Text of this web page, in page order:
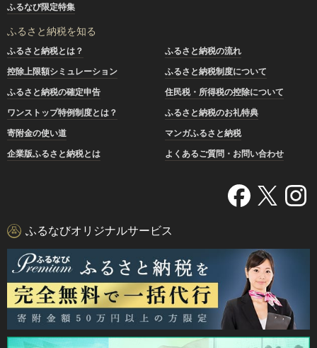
ふるなび限定特集
ふるさと納税を知る
ふるさと納税とは？
ふるさと納税の流れ
控除上限額シミュレーション
ふるさと納税制度について
ふるさと納税の確定申告
住民税・所得税の控除について
ワンストップ特例制度とは？
ふるさと納税のお礼特典
寄附金の使い道
マンガふるさと納税
企業版ふるさと納税とは
よくあるご質問・お問い合わせ
ふるなびオリジナルサービス